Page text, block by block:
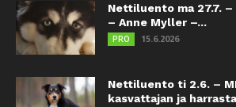
Nettiluento ma 27.7.
– Anne Myller –...
PRO 15.6.2026
Nettiluento ti 2.6. –
kasvattajan ja